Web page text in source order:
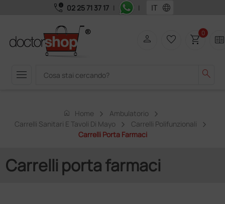
call_quality 02 25 71 37 17 | | language
menu search
person favorite_border shopping_cart0 two_pager
home Home
Ambulatorio
Carrelli Sanitari E Tavoli Di Mayo
Carrelli Polifunzionali
Carrelli Porta Farmaci
Carrelli porta farmaci